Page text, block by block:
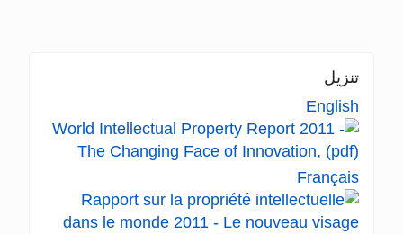
تنزيل
English
Français